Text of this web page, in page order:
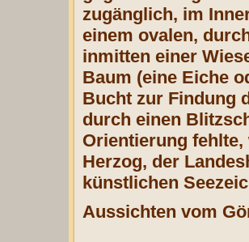
zugänglich, im
einem ovalen,
inmitten einer
Baum (eine Eiche
Bucht zur Findung
durch einen
Orientierung
Herzog, der
künstlichen
Aussichten vom